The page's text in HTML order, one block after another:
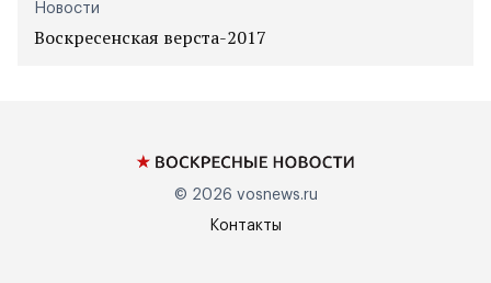
Новости
Воскресенская верста-2017
© 2026 vosnews.ru
Контакты